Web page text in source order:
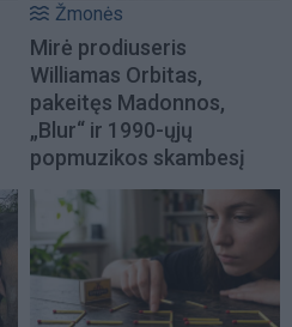
Žmonės
Mirė prodiuseris
Williamas Orbitas,
pakeitęs Madonnos,
„Blur“ ir 1990-ųjų
popmuzikos skambesį